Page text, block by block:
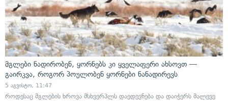
მგლები ნადირობენ, ყორნებს კი ყველაფერი ახსოვთ —
გაირკვა, როგორ პოულობენ ყორნები ნანადირევს
5 აგვისტო, 11:47
როდესაც მგლების ხროვა მსხვერპლს დაედევნება და დაიჭერს მალევე